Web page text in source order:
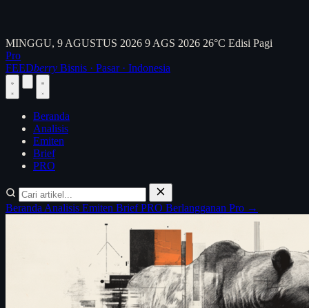
MINGGU, 9 AGUSTUS 2026 9 AGS 2026 26°C Edisi Pagi
Pro
FEEDberry Bisnis · Pasar · Indonesia
Beranda
Analisis
Emiten
Brief
PRO
Beranda Analisis Emiten BriefPRO Berlangganan Pro →